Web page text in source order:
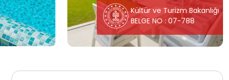
Kültür ve Turizm Bakanlığı
BELGE NO : 07-788